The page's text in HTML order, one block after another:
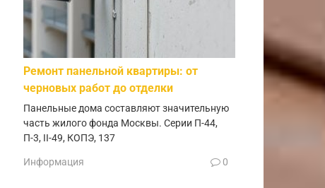
Ремонт панельной квартиры: от
черновых работ до отделки
Панельные дома составляют значительную
часть жилого фонда Москвы. Серии П-44,
П-3, II-49, КОПЭ, 137
Информация 0